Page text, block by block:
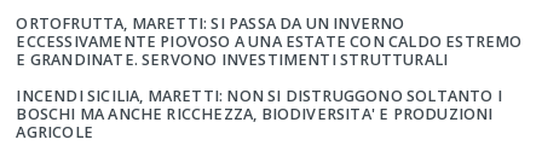
ORTOFRUTTA, MARETTI: SI PASSA DA UN INVERNO
ECCESSIVAMENTE PIOVOSO A UNA ESTATE CON CALDO ESTREMO
E GRANDINATE. SERVONO INVESTIMENTI STRUTTURALI
INCENDI SICILIA, MARETTI: NON SI DISTRUGGONO SOLTANTO I
BOSCHI MA ANCHE RICCHEZZA, BIODIVERSITA' E PRODUZIONI
AGRICOLE